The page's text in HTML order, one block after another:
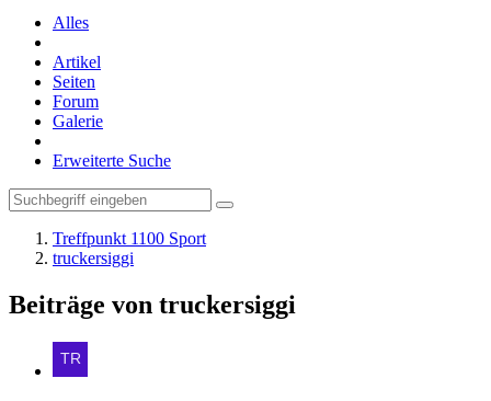
Alles
Artikel
Seiten
Forum
Galerie
Erweiterte Suche
Treffpunkt 1100 Sport
truckersiggi
Beiträge von truckersiggi